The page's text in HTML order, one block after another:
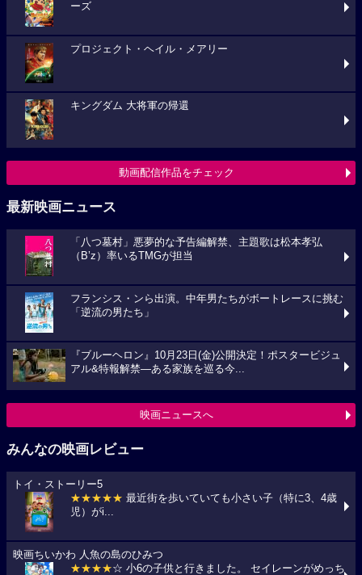
ーズ
プロジェクト・ヘイル・メアリー
キングダム 大将軍の帰還
動画配信作品をチェック
最新映画ニュース
「八つ墓村」悪夢的な予告編解禁、主題歌は松本孝弘
（B’z）率いるTMGが担当
フランシス・ンら出演。中年男たちがボートレースに挑む
「逆流の男たち」
『ブルーヘロン』10月23日(金)公開決定！ポスタービジュ
アル&特報解禁―ある家族を巡る今...
映画ニュースへ
みんなの映画レビュー
トイ・ストーリー5
★★★★★ 最近街を歩いていても小さい子（特に3、4歳
児）がi...
映画ちいかわ 人魚の島のひみつ
★★★★☆ 小6の子供と行きました。 セイレーンがめっち